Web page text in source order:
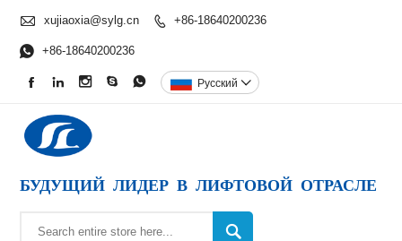
 xujiaoxia@sylg.cn  +86-18640200236
 +86-18640200236
     Pусский 
БУДУЩИЙ ЛИДЕР В ЛИФТОВОЙ ОТРАСЛЕ
